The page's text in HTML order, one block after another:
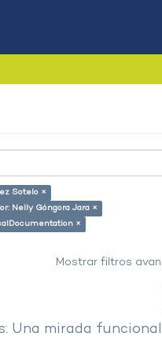
Sotelo ×
Nelly Góngora Jara ×
×
Mostrar filtros
Una mirada